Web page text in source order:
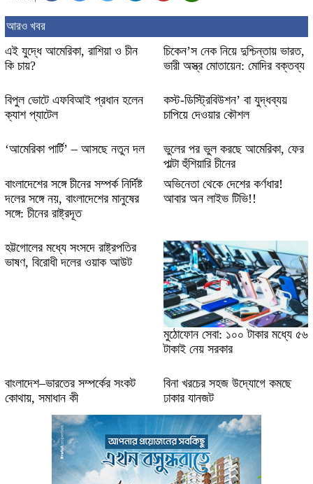
আরও খবর
এই যুদ্ধে আমেরিকা, রাশিয়া ও চীন
কি চায়?
চিকেন’স নেক নিয়ে দুশ্চিন্তায় ভারত,
ভারী অস্ত্র মোতায়েন: মোদির বক্তব্য
বিপুল ভোটে এফবিআই প্রধান হলেন
ক্যাশ প্যাটেল
কস্ট-ডিস্ট্রিবিউশন’ বা যুদ্ধব্যয়
চাপিয়ে দেওয়ার কৌশল
‘আমেরিকা পার্টি’ – আসছে নতুন দল
ভুলের পর ভুল করছে আমেরিকা, ফের
পাল্টা হুঁশিয়ারি চীনের
বাংলাদেশের সঙ্গে চীনের সম্পর্ক নির্দিষ্ট
দলের সঙ্গে নয়, বাংলাদেশের মানুষের
সঙ্গে: চীনের রাষ্ট্রদূত
অভিনেতা থেকে দেশের কর্ণধার!
আবার অন লাইভ টিভি!!
হট্টগোলের মধ্যে সংসদে রাষ্ট্রপতির
ভাষণ, বিরোধী দলের ওয়াক আউট
মুঠোফোন সেবা: ১০০ টাকার মধ্যে ৫৬
টাকাই নেয় সরকার
বাংলাদেশ–ভারতের সম্পর্কের সংকট
কোথায়, সমাধান কী
বিনা খরচের সহজ উদ্যোগে কমছে
ঢাকার যানজট